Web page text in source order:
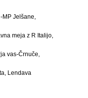
Jelšane,
meja z R Italijo,
vas-Črnuče,
Lendava